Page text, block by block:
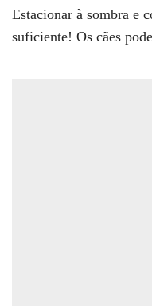
Estacionar à sombra e
suficiente! Os cães